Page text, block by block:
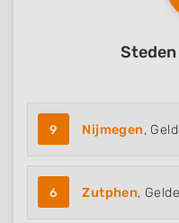
9 Nijmegen,
6 Zutphen,